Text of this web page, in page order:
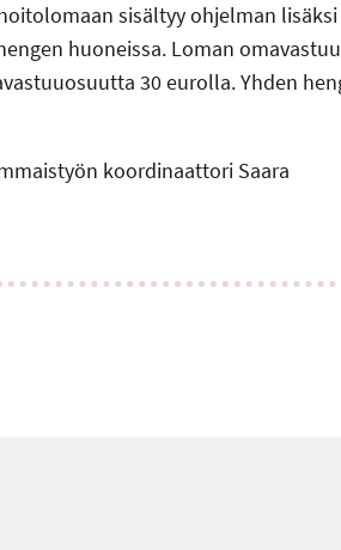
sisältyy ohjelman lisäksi
huoneissa. Loman
30 eurolla. Yhden
koordinaattori Saara